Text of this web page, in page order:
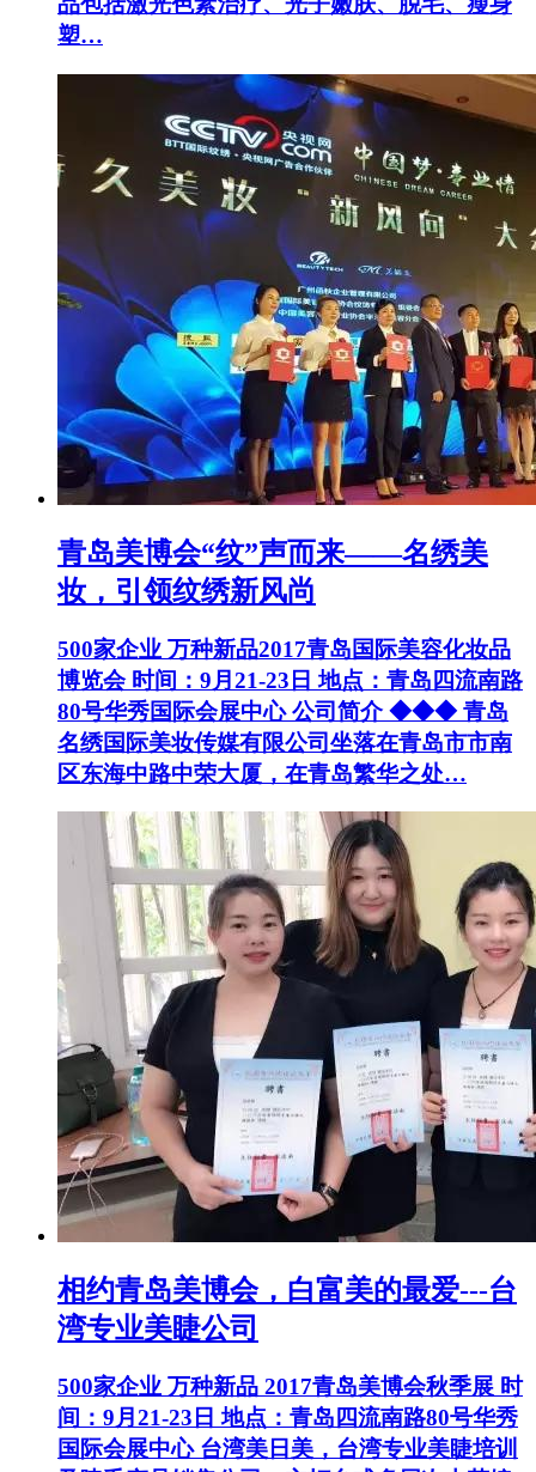
塑…
青岛美博会“纹”声而来——名绣美
妆，引领纹绣新风尚
500家企业 万种新品2017青岛国际美容化妆品
博览会 时间：9月21-23日 地点：青岛四流南路
80号华秀国际会展中心 公司简介 ◆◆◆ 青岛
名绣国际美妆传媒有限公司坐落在青岛市市南
区东海中路中荣大厦，在青岛繁华之处…
相约青岛美博会，白富美的最爱---台
湾专业美睫公司
500家企业 万种新品 2017青岛美博会秋季展 时
间：9月21-23日 地点：青岛四流南路80号华秀
国际会展中心 台湾美日美，台湾专业美睫培训